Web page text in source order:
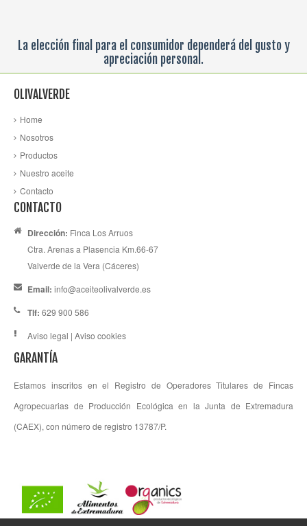
La elección final para el consumidor dependerá del gusto y
apreciación personal.
OLIVALVERDE
Home
Nosotros
Productos
Nuestro aceite
Contacto
CONTACTO
Dirección: Finca Los Arruos
Ctra. Arenas a Plasencia Km.66-67
Valverde de la Vera (Cáceres)
Email: info@aceiteolivalverde.es
Tlf: 629 900 586
Aviso legal | Aviso cookies
GARANTÍA
Estamos inscritos en el Registro de Operadores Titulares de Fincas
Agropecuarias de Producción Ecológica en la Junta de Extremadura
(CAEX), con número de registro 13787/P.